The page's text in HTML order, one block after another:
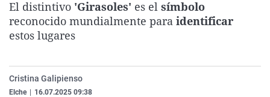
La rosa de los vientos
Caso
Extremadura
Virales
El distintivo 'Girasoles' es el símbolo
reconocido mundialmente para identificar
estos lugares
Cristina Galipienso
Elche 16.07.2025 09:38